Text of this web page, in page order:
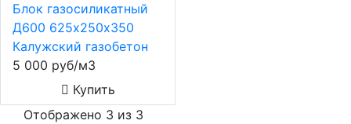
Блок газосиликатный
Д600 625х250х350
Калужский газобетон
5 000 руб/м3
Купить
Отображено 3 из 3